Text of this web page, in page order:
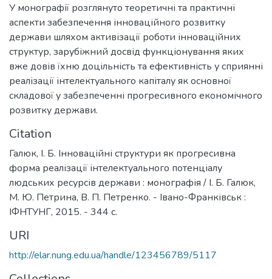
У монографії розглянуто теоретичні та практичні
аспекти забезпечення інноваційного розвитку
держави шляхом активізації роботи інноваційних
структур, зарубіжний досвід функціонування яких
вже довів їхню доцільність та ефективність у сприянні
реалізації інтелектуального капіталу як основної
складової у забезпеченні прогресивного економічного
розвитку держави.
Citation
Галюк, І. Б. Інноваційні структури як прогресивна
форма реалізації інтелектуального потенціалу
людських ресурсів держави : монографія / І. Б. Галюк,
М. Ю. Петрина, В. П. Петренко. - Івано-Франківськ :
ІФНТУНГ, 2015. - 344 с.
URI
http://elar.nung.edu.ua/handle/123456789/5117